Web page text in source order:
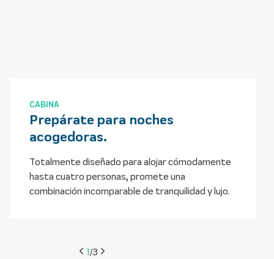
CABINA
Prepárate para noches
acogedoras.
Totalmente diseñado para alojar cómodamente
hasta cuatro personas, promete una
combinación incomparable de tranquilidad y lujo.
2/3